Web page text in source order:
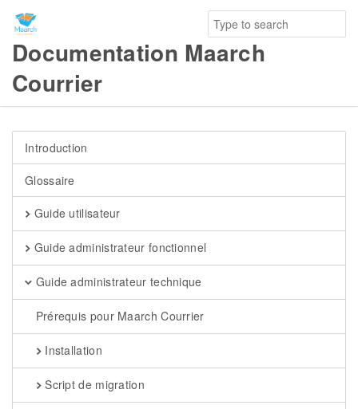
Documentation Maarch
Courrier
Introduction
Glossaire
Guide utilisateur
Guide administrateur fonctionnel
Guide administrateur technique
Prérequis pour Maarch Courrier
Installation
Script de migration